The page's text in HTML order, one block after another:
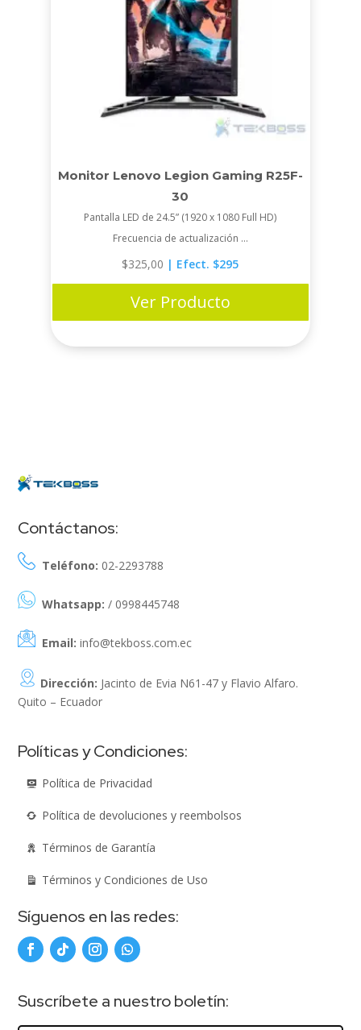
Monitor Lenovo Legion Gaming R25F-
30
Pantalla LED de 24.5” (1920 x 1080 Full HD)
Frecuencia de actualización ...
$325,00 | Efect. $295
Ver Producto
Contáctanos:
Teléfono: 02-2293788
Whatsapp: / 0998445748
Email: info@tekboss.com.ec
Dirección: Jacinto de Evia N61-47 y Flavio Alfaro.
Quito – Ecuador
Políticas y Condiciones:
Política de Privacidad
Política de devoluciones y reembolsos
Términos de Garantía
Términos y Condiciones de Uso
Síguenos en las redes:
Suscríbete a nuestro boletín: